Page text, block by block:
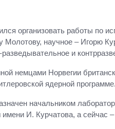
организовать работы по
Молотову, научное – Игорю
и
немцами Норвегии
ядерной программе.
начальником
имени И. Курчатова, а сейчас